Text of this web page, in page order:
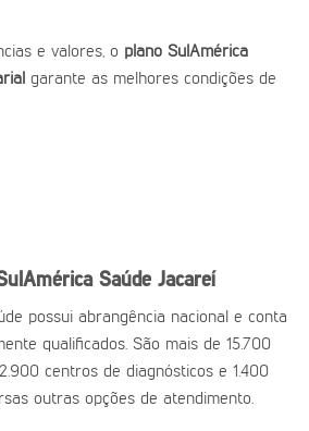
e valores, o plano SulAmérica
garante as melhores condições de
Saúde Jacareí
possui abrangência nacional e conta
qualificados. São mais de 15.700
centros de diagnósticos e 1.400
outras opções de atendimento.